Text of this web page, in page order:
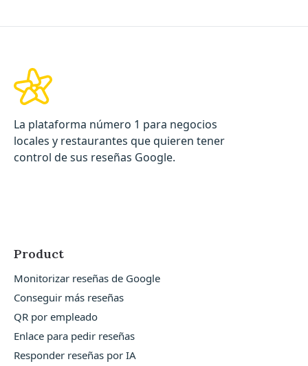
La plataforma número 1 para negocios
locales y restaurantes que quieren tener
control de sus reseñas Google.
Product
Monitorizar reseñas de Google
Conseguir más reseñas
QR por empleado
Enlace para pedir reseñas
Responder reseñas por IA